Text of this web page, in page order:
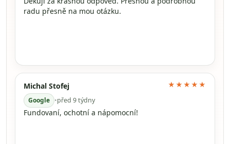
radu přesně na mou otázku.
Michal Stofej
Google •před 9 týdny
★★★★★
Fundovaní, ochotní a nápomocní!